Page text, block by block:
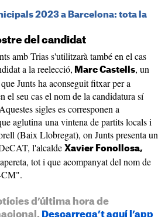
2023 a Barcelona: tota la
del candidat
amb Trias s'utilitzarà també en el cas
a la reelecció, Marc Castells, un
Junts ha aconseguit fitxar per a
el seu cas el nom de la candidatura sí
sigles es corresponen a
aglutina una vintena de partits locals i
(Baix Llobregat), on Junts presenta un
l'alcalde Xavier Fonollosa,
tot i que acompanyat del nom de
CM".
d’última hora de
Descarrega’t aquí l’app